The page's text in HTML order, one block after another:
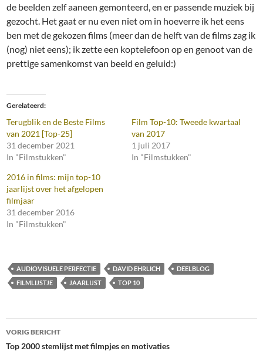
de beelden zelf aaneen gemonteerd, en er passende muziek bij
gezocht. Het gaat er nu even niet om in hoeverre ik het eens
ben met de gekozen films (meer dan de helft van de films zag ik
(nog) niet eens); ik zette een koptelefoon op en genoot van de
prettige samenkomst van beeld en geluid:)
Gerelateerd
Terugblik en de Beste Films
van 2021 [Top-25]
31 december 2021
In "Filmstukken"
Film Top-10: Tweede kwartaal
van 2017
1 juli 2017
In "Filmstukken"
2016 in films: mijn top-10
jaarlijst over het afgelopen
filmjaar
31 december 2016
In "Filmstukken"
AUDIOVISUELE PERFECTIE DAVID EHRLICH
DEELBLOG
FILMLIJSTJE
JAARLIJST TOP 10
Bericht
navigatie
VORIG BERICHT
Top 2000 stemlijst met filmpjes en motivaties